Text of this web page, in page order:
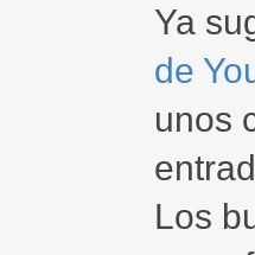
Ya
de
unos
Los